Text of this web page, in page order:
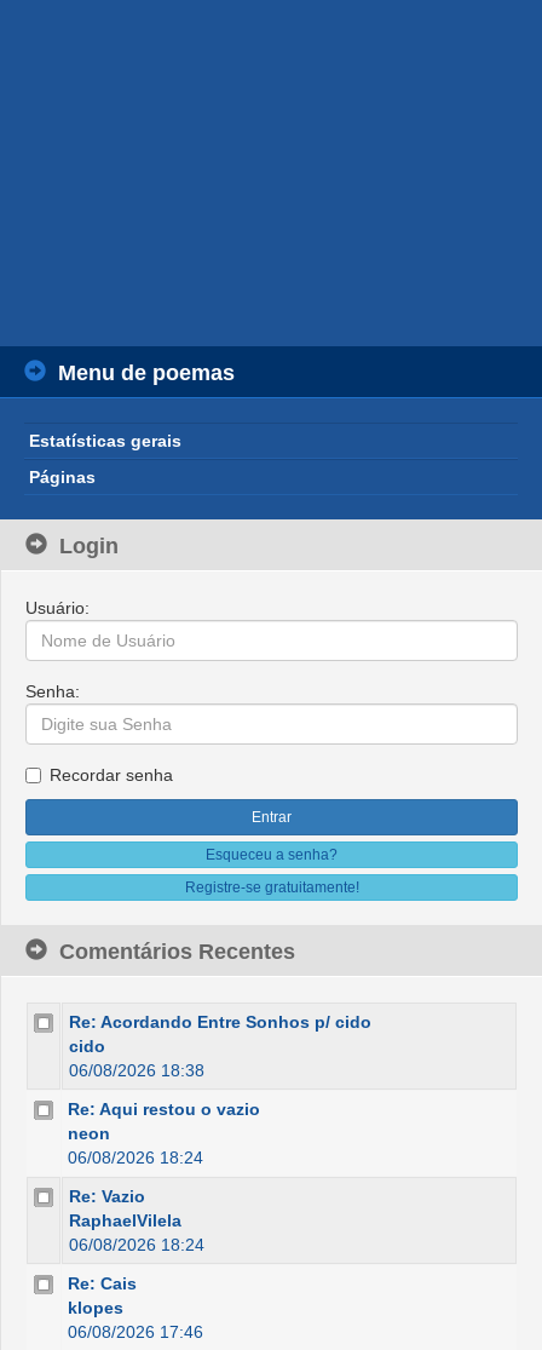
Menu de poemas
Estatísticas gerais
Páginas
Login
Usuário:
Senha:
Recordar senha
Esqueceu a senha?
Registre-se gratuitamente!
Comentários Recentes
Re: Acordando Entre Sonhos p/ cido
cido
06/08/2026 18:38
Re: Aqui restou o vazio
neon
06/08/2026 18:24
Re: Vazio
RaphaelVilela
06/08/2026 18:24
Re: Cais
klopes
06/08/2026 17:46